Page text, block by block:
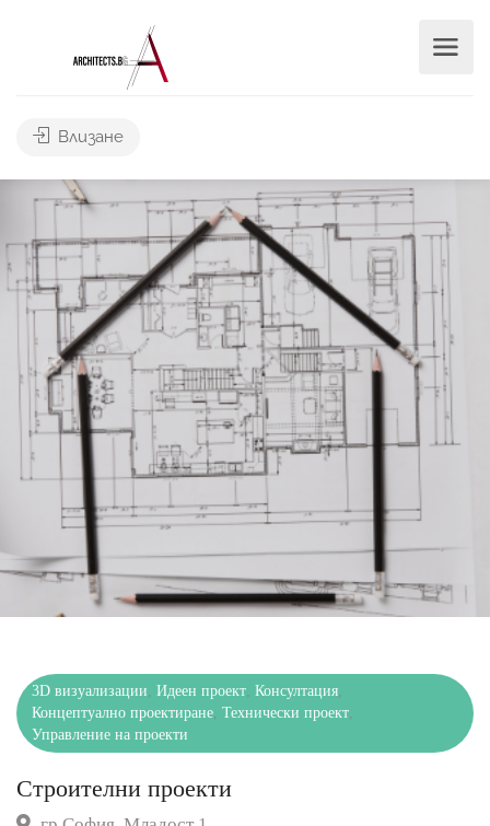
Влизане
3D визуализации, Идеен проект, Консултация,
Концептуално проектиране, Технически проект,
Управление на проекти
Строителни проекти